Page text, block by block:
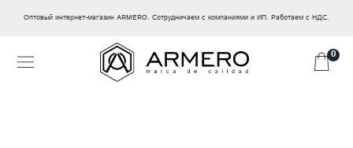
Оптовый интернет-магазин ARMERO. Сотрудничаем с компаниями и ИП. Работаем с НДС.
0